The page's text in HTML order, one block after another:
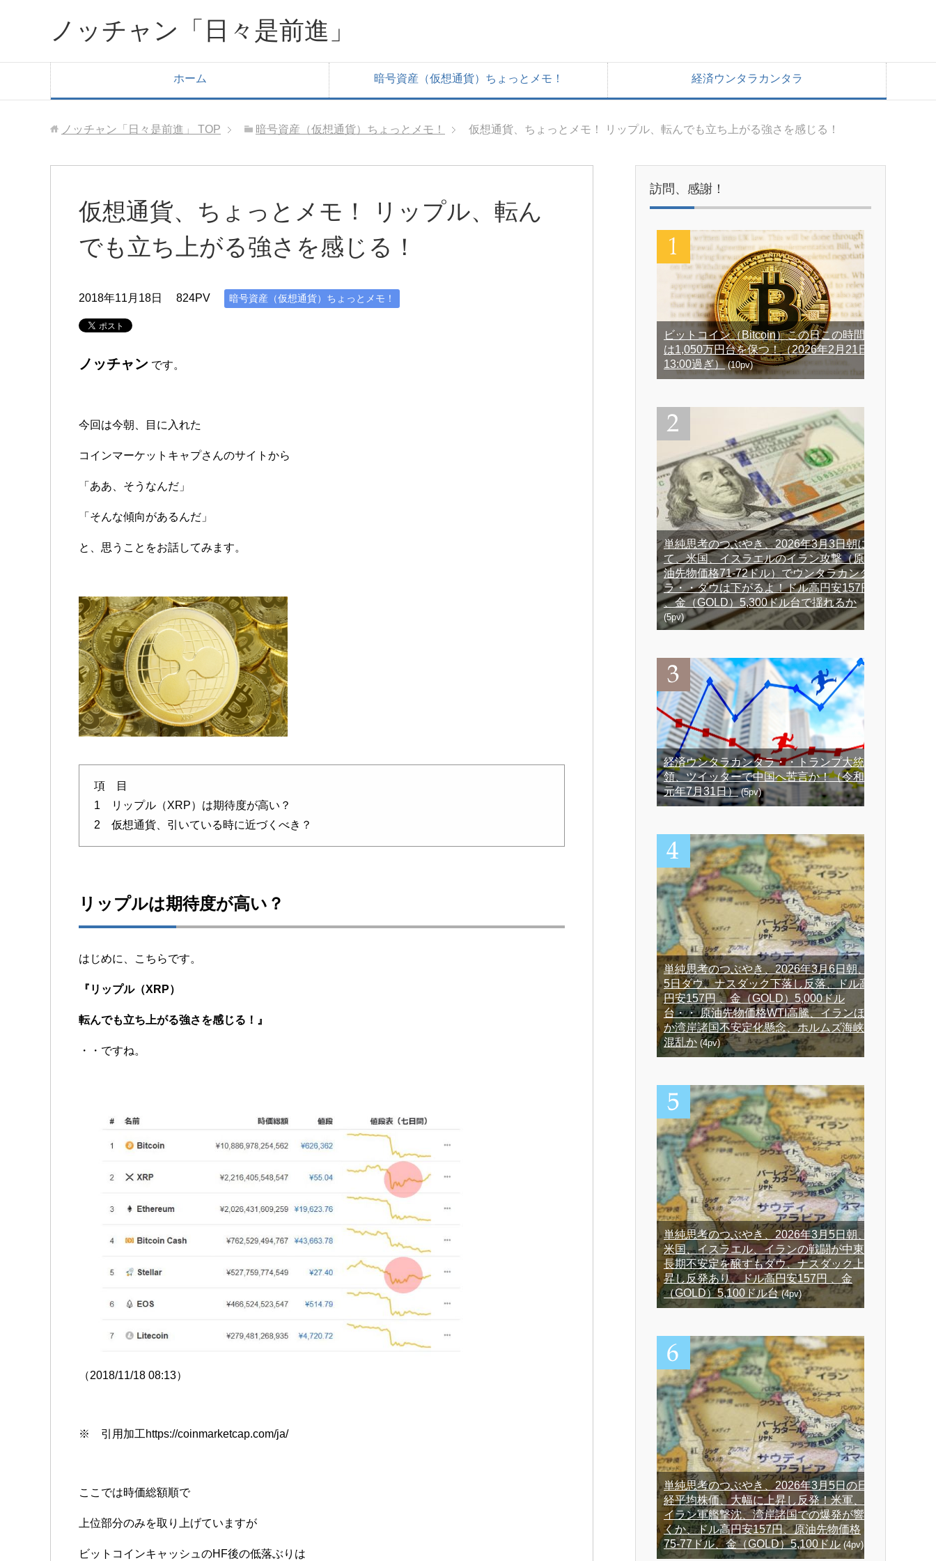
ノッチャン「日々是前進」
ホーム 暗号資産（仮想通貨）ちょっとメモ！ 経済ウンタラカンタラ
ノッチャン「日々是前進」 TOP 暗号資産（仮想通貨）ちょっとメモ！ 仮想通貨、ちょっとメモ！ リップル、転んでも立ち上がる強さを感じる！
仮想通貨、ちょっとメモ！ リップル、転ん
でも立ち上がる強さを感じる！
2018年11月18日 824PV 暗号資産（仮想通貨）ちょっとメモ！
ノッチャン です。
今回は今朝、目に入れた
コインマーケットキャプさんのサイトから
「ああ、そうなんだ」
「そんな傾向があるんだ」
と、思うことをお話してみます。
項 目
1 リップル（XRP）は期待度が高い？
2 仮想通貨、引いている時に近づくべき？
リップルは期待度が高い？
はじめに、こちらです。
『リップル（XRP）
転んでも立ち上がる強さを感じる！』
・・ですね。
（2018/11/18 08:13）
※ 引用加工https://coinmarketcap.com/ja/
ここでは時価総額順で
上位部分のみを取り上げていますが
ビットコインキャッシュのHF後の低落ぶりは
訪問、感謝！
ビットコイン（Bitcoin）この日この時間
は1,050万円台を保つ！（2026年2月21日
13:00過ぎ）(10pv)
単純思考のつぶやき、2026年3月3日朝に
て、米国、イスラエルのイラン攻撃（原
油先物価格71-72ドル）でウンタラカンタ
ラ・・ダウは下がるよ！ドル高円安157円
、金（GOLD）5,300ドル台で揺れるか
(5pv)
経済ウンタラカンタラ・・トランプ大統
領、ツイッターで中国へ苦言か！（令和
元年7月31日）(5pv)
単純思考のつぶやき、2026年3月6日朝、
5日ダウ、ナスダック下落し反落、ドル高
円安157円 、金（GOLD）5,000ドル
台・・ 原油先物価格WTI高騰、イランほ
か湾岸諸国不安定化懸念、ホルムズ海峡
混乱か (4pv)
単純思考のつぶやき、2026年3月5日朝、
米国、イスラエル、イランの戦闘が中東
長期不安定を醸すもダウ、ナスダック上
昇し反発あり、ドル高円安157円 、金
（GOLD）5,100ドル台(4pv)
単純思考のつぶやき、2026年3月5日の日
経平均株価、大幅に上昇し反発！米軍、
イラン軍艦撃沈、湾岸諸国での爆発が響
くか、ドル高円安157円、原油先物価格
75-77ドル、金（GOLD）5,100ドル (4pv)